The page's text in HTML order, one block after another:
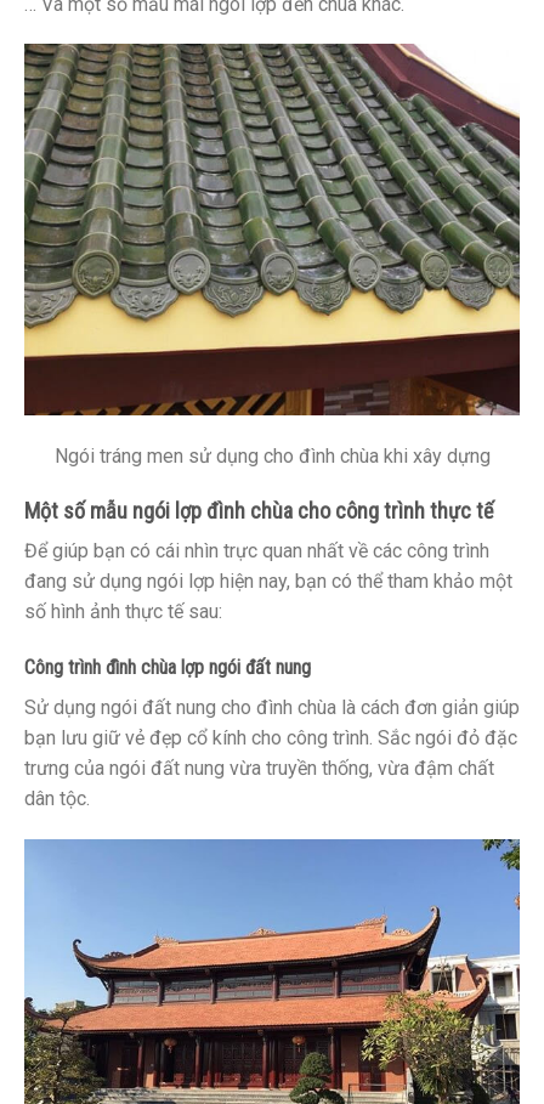
Ngói tráng men sử dụng cho đình chùa khi xây dựng
Một số mẫu ngói lợp đình chùa cho công trình thực tế
Để giúp bạn có cái nhìn trực quan nhất về các công trình
đang sử dụng ngói lợp hiện nay, bạn có thể tham khảo một
số hình ảnh thực tế sau:
Công trình đình chùa lợp ngói đất nung
Sử dụng ngói đất nung cho đình chùa là cách đơn giản giúp
bạn lưu giữ vẻ đẹp cổ kính cho công trình. Sắc ngói đỏ đặc
trưng của ngói đất nung vừa truyền thống, vừa đậm chất
dân tộc.